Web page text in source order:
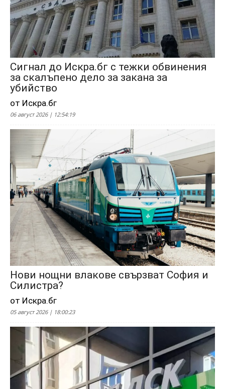
Сигнал до Искра.бг с тежки обвинения
за скалъпено дело за закана за
убийство
от Искра.бг
06 август 2026 | 12:54:19
Нови нощни влакове свързват София и
Силистра?
от Искра.бг
05 август 2026 | 18:00:23